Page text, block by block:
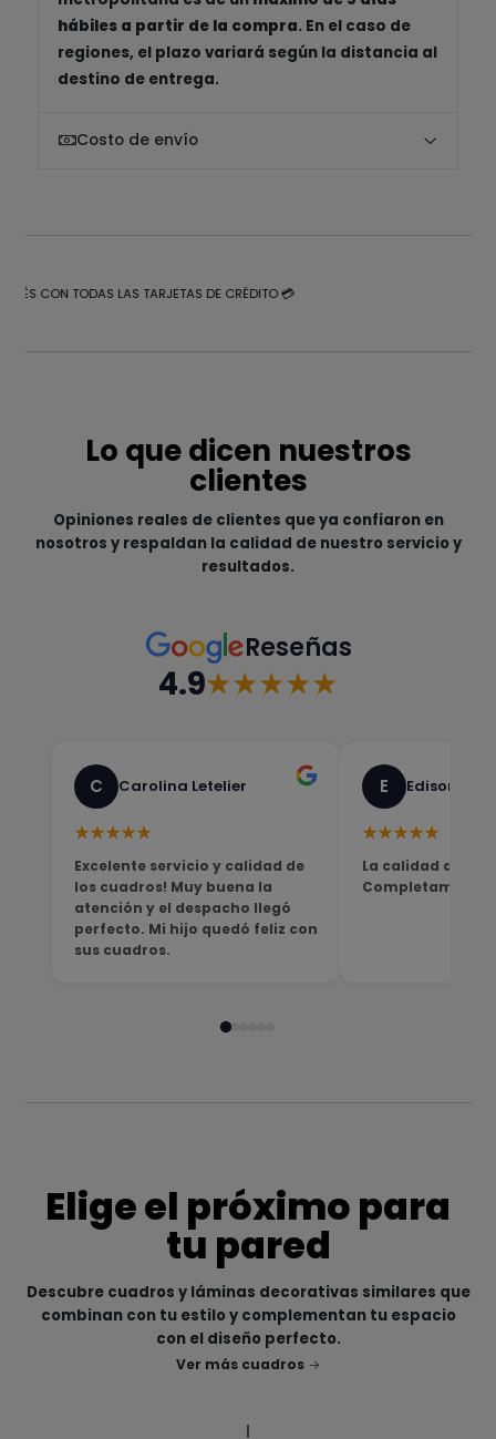
hábiles a partir de la compra. En el caso de
regiones, el plazo variará según la distancia al
destino de entrega.
Costo de envío
CON TODAS LAS TARJETAS DE CRÉDITO 💳
Lo que dicen nuestros
clientes
Opiniones reales de clientes que ya confiaron en
nosotros y respaldan la calidad de nuestro servicio y
resultados.
Reseñas
4.9★★★★★
C Carolina Letelier
★★★★★
Excelente servicio y calidad de
los cuadros! Muy buena la
atención y el despacho llegó
perfecto. Mi hijo quedó feliz con
sus cuadros.
E Edison
★★★★★
La calidad del
Completamente
Elige el próximo para
tu pared
Descubre cuadros y láminas decorativas similares que
combinan con tu estilo y complementan tu espacio
con el diseño perfecto.
Ver más cuadros